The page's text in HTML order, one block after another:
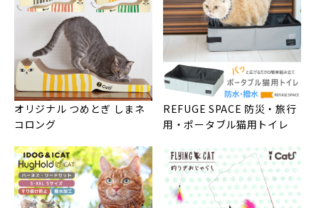
オリジナル つめとぎ しまネ
コロング
REFUGE SPACE 防災・旅行
用・ポータブル猫用トイレ